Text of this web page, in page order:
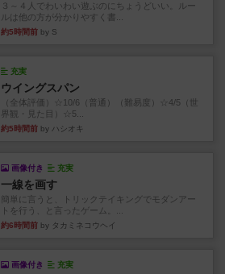
３～４人でわいわい遊ぶのにちょうどいい。ルー
ルは他の方が分かりやすく書...
約5時間前 by S
充実
ウイングスパン
（全体評価）☆10/6（普通）（難易度）☆4/5（世
界観・見た目）☆5...
約5時間前 by ハシオキ
画像付き 充実
一線を画す
簡単に言うと、トリックテイキングでモダンアー
トを行う、と言ったゲーム。...
約6時間前 by タカミネコウヘイ
画像付き 充実